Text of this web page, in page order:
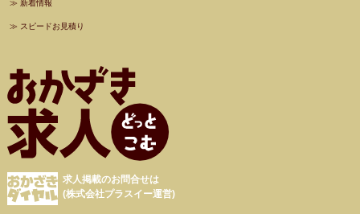
≫ 新着情報
≫ スピードお見積り
求人掲載のお問合せは
(株式会社プラスイー運営)